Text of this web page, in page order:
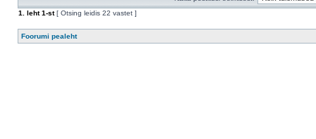
1
. leht1-st[ Otsing leidis 22 vastet ]
Foorumi pealeht